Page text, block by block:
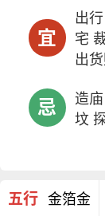
宜
出
宅
出
忌
造
坟
五行 金箔金